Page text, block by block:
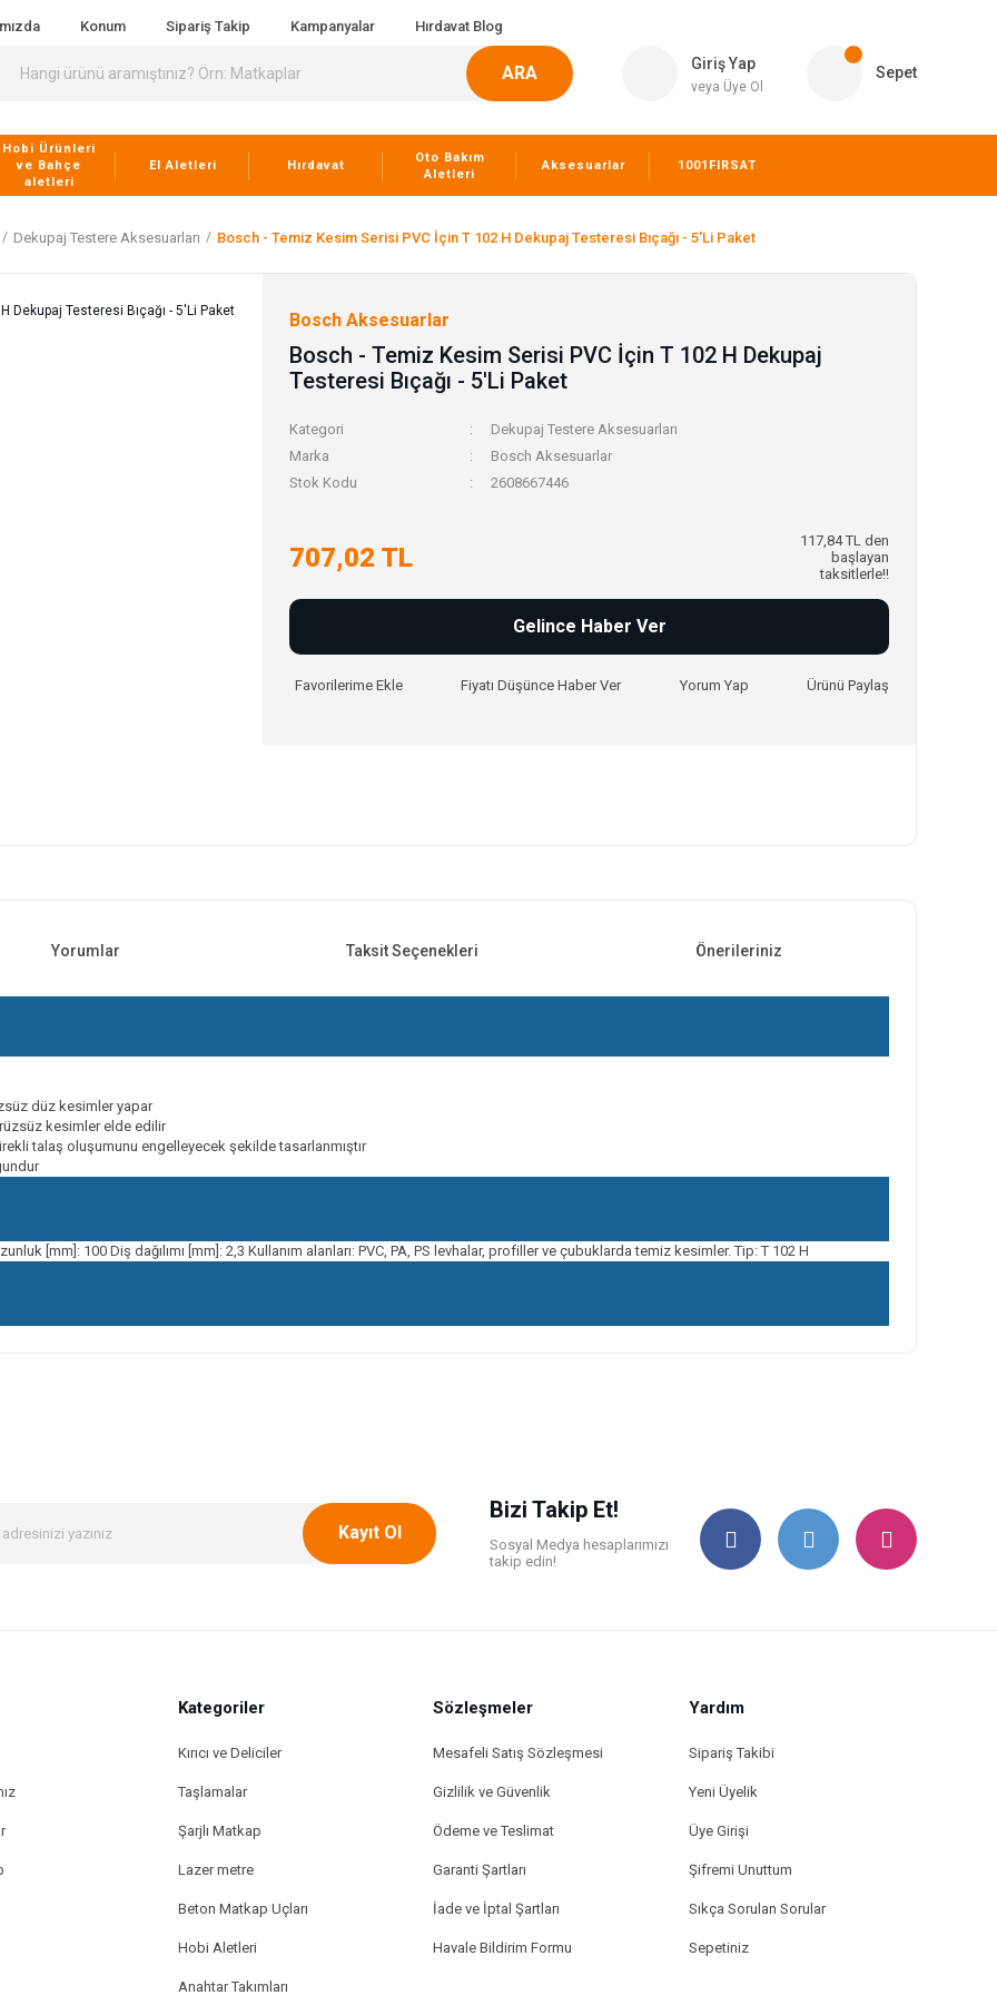
Konum Sipariş Takip Kampanyalar Hırdavat Blog
ARA Giriş Yap
veya Üye Ol
Sepet
Hobi Ürünleri
ve Bahçe
aletleri
El Aletleri Hırdavat
Oto Bakım
Aletleri
Aksesuarlar 1001FIRSAT
Dekupaj Testere Aksesuarları Bosch - Temiz Kesim Serisi PVC İçin T 102 H Dekupaj Testeresi Bıçağı - 5'Li Paket
Bosch Aksesuarlar
Bosch - Temiz Kesim Serisi PVC İçin T 102 H Dekupaj
Testeresi Bıçağı - 5'Li Paket
Kategori
Dekupaj Testere Aksesuarları
Marka
Bosch Aksesuarlar
Stok Kodu
2608667446
707,02 TL
117,84 TL den
başlayan
taksitlerle!!
Gelince Haber Ver
Fiyatı Düşünce Haber Ver Yorum Yap Ürünü Paylaş
Yorumlar Taksit Seçenekleri Önerileriniz
düz kesimler yapar
kesimler elde edilir
talaş oluşumunu engelleyecek şekilde tasarlanmıştır
[mm]: 100 Diş dağılımı [mm]: 2,3 Kullanım alanları: PVC, PA, PS levhalar, profiller ve çubuklarda temiz kesimler. Tip: T 102 H
yetersiz gördüğünüz noktaları öneri formunu kullanarak tarafımıza iletebilirsiniz.
Gönder
Kayıt Ol
Bizi Takip Et!
Sosyal Medya hesaplarımızı
takip edin!
Kategoriler
Kırıcı ve Deliciler
Taşlamalar
Şarjlı Matkap
Lazer metre
Beton Matkap Uçları
Hobi Aletleri
Anahtar Takımları
Sözleşmeler
Mesafeli Satış Sözleşmesi
Gizlilik ve Güvenlik
Ödeme ve Teslimat
Garanti Şartları
İade ve İptal Şartları
Havale Bildirim Formu
Yardım
Sipariş Takibi
Yeni Üyelik
Üye Girişi
Şifremi Unuttum
Sıkça Sorulan Sorular
Sepetiniz